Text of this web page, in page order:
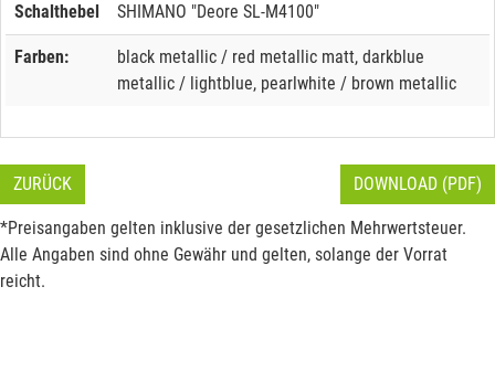
Schalthebel SHIMANO "Deore SL-M4100"
Farben:
black metallic / red metallic matt, darkblue
metallic / lightblue, pearlwhite / brown metallic
ZURÜCK DOWNLOAD (PDF)
*Preisangaben gelten inklusive der gesetzlichen Mehrwertsteuer.
Alle Angaben sind ohne Gewähr und gelten, solange der Vorrat
reicht.